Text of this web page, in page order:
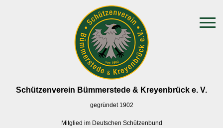
Schützenverein Bümmerstede & Kreyenbrück e. V.
gegründet 1902
Mitglied im Deutschen Schützenbund